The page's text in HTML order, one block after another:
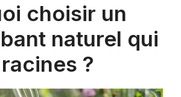
choisir un
naturel qui
?